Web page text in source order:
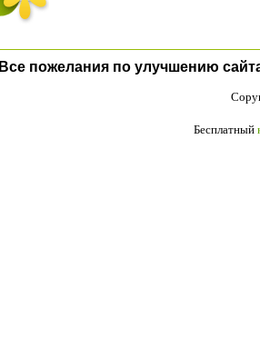
Все пожелания по улучшению
Бесплатный